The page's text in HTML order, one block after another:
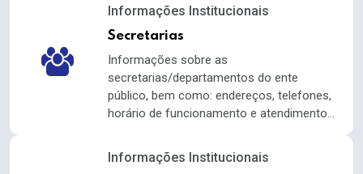
Informações Institucionais
Secretarias
Informações sobre as
secretarias/departamentos do ente
público, bem como: endereços, telefones,
horário de funcionamento e atendimento...
Informações Institucionais